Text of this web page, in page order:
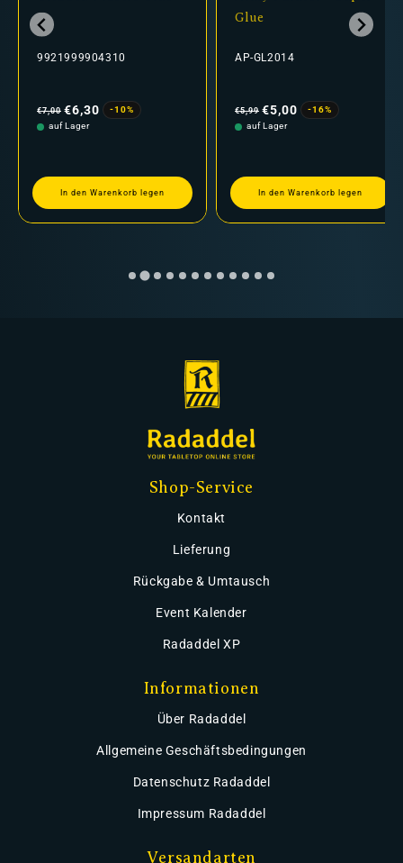
9921999904310
Preis
€7,00 €6,30
-10%
auf Lager
In den Warenkorb legen
Glue
AP-GL2014
Preis
€5,99 €5,00
-16%
auf Lager
In den Warenkorb legen
Shop-Service
Kontakt
Lieferung
Rückgabe & Umtausch
Event Kalender
Radaddel XP
Informationen
Über Radaddel
Allgemeine Geschäftsbedingungen
Datenschutz Radaddel
Impressum Radaddel
Versandarten